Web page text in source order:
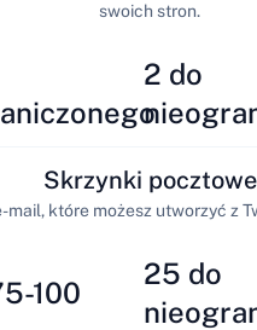
swoich stron.
2 do
100
Skrzynki pocztowe
mail, które możesz utworzyć z
25 do